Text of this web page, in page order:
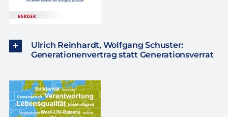
Ulrich Reinhardt, Wolfgang Schuster:
Generationenvertrag statt Generationsverrat